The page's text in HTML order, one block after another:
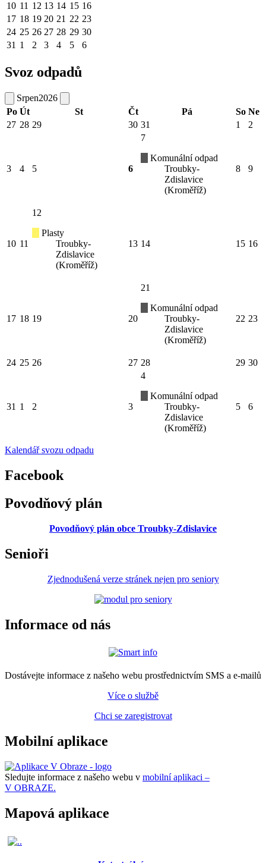
10 11 12 13 14 15 16
17 18 19 20 21 22 23
24 25 26 27 28 29 30
31 1 2 3 4 5 6
Svoz odpadů
Srpen2026
Po Út St Čt Pá So Ne
27 28 29 30 31 1 2
3 4 5 6
7
Komunální odpad
Troubky-
Zdislavice
(Kroměříž)
8 9
10 11
12
Plasty
Troubky-
Zdislavice
(Kroměříž)
13 14 15 16
17 18 19 20
21
Komunální odpad
Troubky-
Zdislavice
(Kroměříž)
22 23
24 25 26 27 28 29 30
31 1 2 3
4
Komunální odpad
Troubky-
Zdislavice
(Kroměříž)
5 6
Kalendář svozu odpadu
Facebook
Povodňový plán
Povodňový plán obce Troubky-Zdislavice
Senioři
Zjednodušená verze stránek nejen pro seniory
Informace od nás
Dostávejte informace z našeho webu prostřednictvím SMS a e-mailů
Více o službě
Chci se zaregistrovat
Mobilní aplikace
Sledujte informace z našeho webu v mobilní aplikaci –
V OBRAZE.
Mapová aplikace